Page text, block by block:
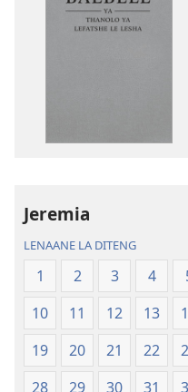
Jeremia
LENAANE LA DITENG
1 2 3 4
10
11 12 13
19
20 21 22
28
29 30 31